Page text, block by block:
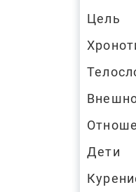
Цель
Дети